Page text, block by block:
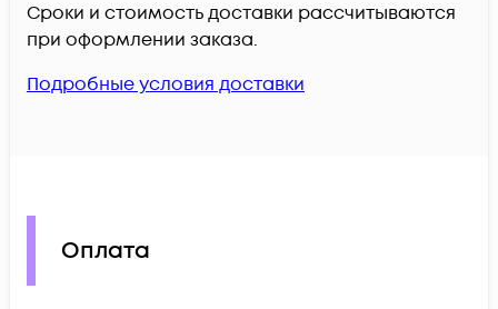
Сроки и стоимость доставки рассчитываются
при оформлении заказа.
Подробные условия доставки
Оплата